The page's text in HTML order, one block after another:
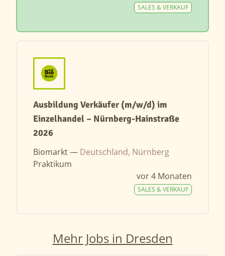
SALES & VERKAUF
Ausbildung Verkäufer (m/w/d) im
Einzelhandel – Nürnberg-Hainstraße
2026
Biomarkt — Deutschland, Nürnberg
Praktikum
vor 4 Monaten
SALES & VERKAUF
Mehr Jobs in Dresden